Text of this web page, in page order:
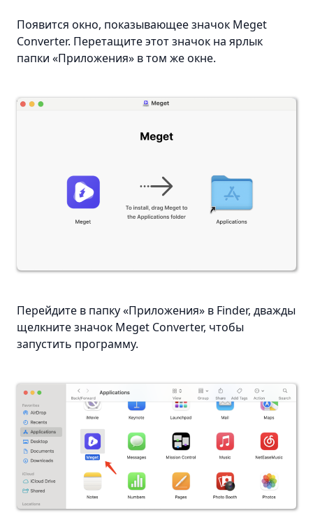
Появится окно, показывающее значок Meget
Converter. Перетащите этот значок на ярлык
папки «Приложения» в том же окне.
Перейдите в папку «Приложения» в Finder, дважды
щелкните значок Meget Converter, чтобы
запустить программу.